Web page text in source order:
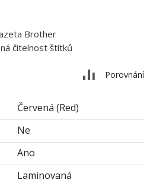
Brother
čitelnost štítků
Porovnání
Červená (Red)
Ne
Ano
Laminovaná